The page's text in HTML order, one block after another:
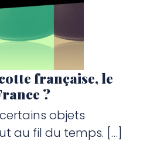
française, le
?
objets
au fil du temps. […]